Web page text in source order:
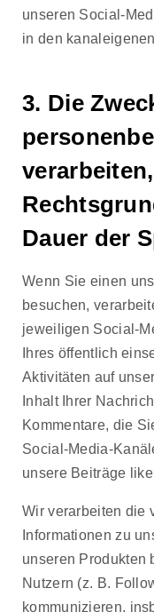
unseren Social-
in den
3. Die
Dauer der
Wenn Sie einen
besuchen,
jeweiligen Social-
Ihres öffentlich
Aktivitäten auf
Inhalt Ihrer
Kommentare, die
Social-Media-
unsere Beiträge
Wir verarbeiten die
Informationen zu
unseren Produkten
Nutzern (z. B.
kommunizieren,